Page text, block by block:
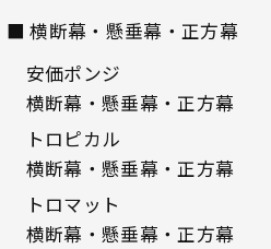
■ 横断幕・懸垂幕・正方幕
安価ポンジ
横断幕・懸垂幕・正方幕
トロピカル
横断幕・懸垂幕・正方幕
トロマット
横断幕・懸垂幕・正方幕